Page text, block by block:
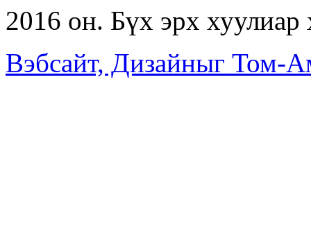
2016 он. Бүх эрх хуулиар
Вэбсайт, Дизайныг